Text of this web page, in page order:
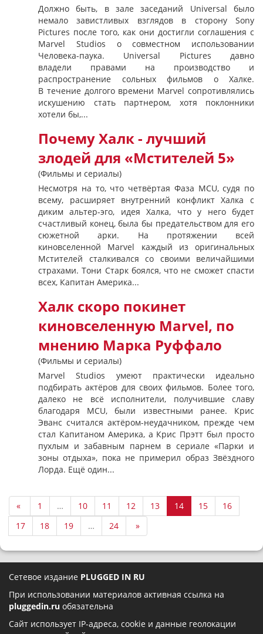
Должно быть, в зале заседаний Universal было
немало завистливых взглядов в сторону Sony
Pictures после того, как они достигли соглашения с
Marvel Studios о совместном использовании
Человека-паука. Universal Pictures давно
владели правами на производство и
распространение сольных фильмов о Халке.
В течение долгого времени Marvel сопротивлялись
искушению стать партнером, хотя поклонники
хотели бы,...
Почему Халк - лучший
злодей для «Мстителей 5»
(Фильмы и сериалы)
Несмотря на то, что четвёртая Фаза MCU, судя по
всему, расширяет внутренний конфликт Халка с
диким альтер-эго, идея Халка, что у него будет
счастливый конец, была бы предательством для его
сюжетной арки. На протяжении всей
киновселенной Marvel каждый из оригинальных
Мстителей сталкивался со своими величайшими
страхами. Тони Старк боялся, что не сможет спасти
всех, Капитан Америка...
Халк скоро покинет
киновселенную Marvel, по
мнению Марка Руффало
(Фильмы и сериалы)
Marvel Studios умеют практически идеально
подбирать актёров для своих фильмов. Более того,
далеко не всё исполнители, получившие славу
благодаря MCU, были известными ранее. Крис
Эванс считался актёром-неудачником, прежде чем
стал Капитаном Америка, а Крис Прэтт был просто
пухлым и забавным парнем в сериале «Парки и
зоны отдыха», пока не примерил образ Звёздного
Лорда. Ещё один...
« 1 … 10 11 12 13 14 15
16
17
18 19 … 24 »
Сетевое издание PLUGGED IN RU
При использовании материалов активная ссылка на
pluggedin.ru обязательна
Сайт использует IP-адреса, cookie и данные геолокации